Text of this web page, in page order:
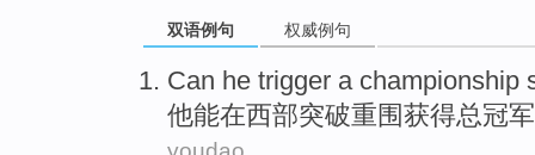
双语例句 权威例句
Can he trigger a championship
他能在西部突破重围获得总冠